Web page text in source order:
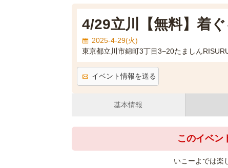
4/29立川【無料】着
2025-4-29(火)
東京都立川市錦町3丁目3−20たましん
イベント情報を送る
基本情報
このイベン
いこーよでは楽